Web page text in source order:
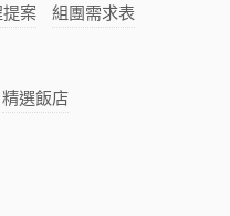
案 組團需求表
精選飯店